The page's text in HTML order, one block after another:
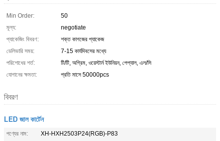
Min Order:
50
মূল্য:
negotiate
প্যাকেজিং বিবরণ:
শক্ত কাগজের প্যাকেজ
ডেলিভারি সময়:
7-15 কার্যদিবসের মধ্যে
পরিশোধের শর্ত:
টি/টি, অগ্রিম, ওয়েস্টার্ন ইউনিয়ন, পেপ্যাল, এল/সি
যোগানের ক্ষমতা:
প্রতি মাসে 50000pcs
বিবরণ
LED জাল কার্টেন
পণ্যের নাম:
XH-HXH2503P24(RGB)-P83